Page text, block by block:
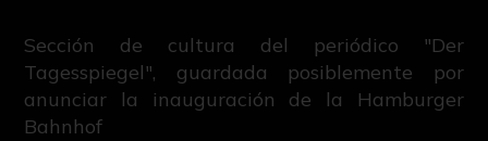
Sección de cultura del periódico "Der
Tagesspiegel", guardada posiblemente por
anunciar la inauguración de la Hamburger
Bahnhof